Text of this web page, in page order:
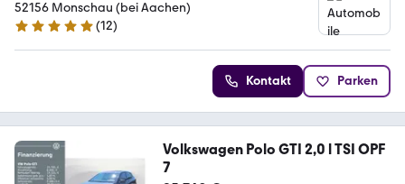
52156 Monschau (bei Aachen)
5 Sterne
(12)
Kontakt Parken
Volkswagen Polo GTI 2,0 l TSI OPF
7